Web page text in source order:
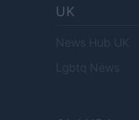
UK
News Hub UK
Lgbtq News